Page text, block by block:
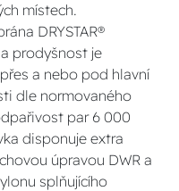
místech.
DRYSTAR®
prodyšnost je
a nebo pod hlavní
dle normovaného
par 6 000
disponuje extra
úpravou DWR a
splňujícího